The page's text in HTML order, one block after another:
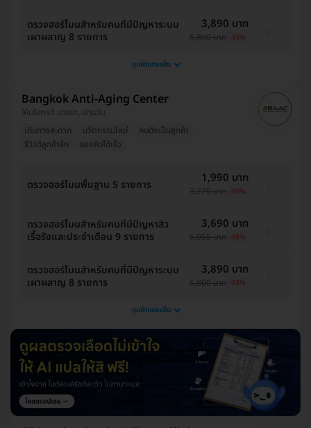
ตรวจฮอร์โมนสำหรับคนที่มีปัญหาระบบ
เผาผลาญ 8 รายการ
3,890 บาท
5,800 บาท -33%
ดูแพ็กเกจเพิ่ม
Bangkok Anti-Aging Center
ให้บริการที่ บางนา, ปทุมวัน
เดินทางสะดวก
นวัตกรรมใหม่
คนดังเป็นลูกค้า
รีวิวดีลูกค้ารัก
จองคิวได้เร็ว
ตรวจฮอร์โมนพื้นฐาน 5 รายการ 1,990 บาท
3,270 บาท -39%
ตรวจฮอร์โมนสำหรับคนที่มีปัญหาสิว
เรื้อรังและประจำเดือน 9 รายการ
3,690 บาท
5,955 บาท -38%
ตรวจฮอร์โมนสำหรับคนที่มีปัญหาระบบ
เผาผลาญ 8 รายการ
3,890 บาท
5,800 บาท -33%
ดูแพ็กเกจเพิ่ม